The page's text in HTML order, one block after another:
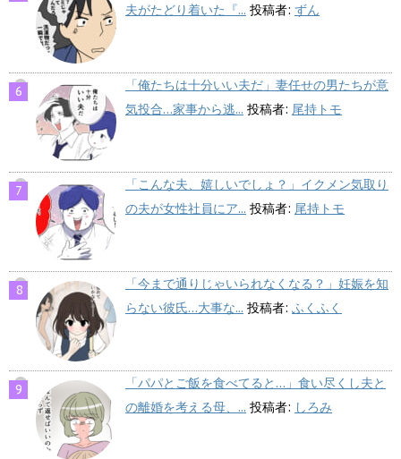
夫がたどり着いた『... 投稿者: ずん
「俺たちは十分いい夫だ」妻任せの男たちが意
気投合…家事から逃... 投稿者: 尾持トモ
「こんな夫、嬉しいでしょ？」イクメン気取り
の夫が女性社員にア... 投稿者: 尾持トモ
「今まで通りじゃいられなくなる？」妊娠を知
らない彼氏…大事な... 投稿者: ふくふく
「パパとご飯を食べてると…」食い尽くし夫と
の離婚を考える母、... 投稿者: しろみ